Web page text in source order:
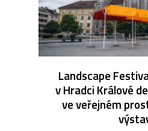
Landscape
v Hradci Králové
ve veřejném